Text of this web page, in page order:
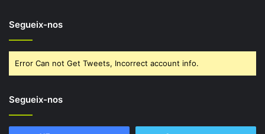
Segueix-nos
Error Can not Get Tweets, Incorrect account info.
Segueix-nos